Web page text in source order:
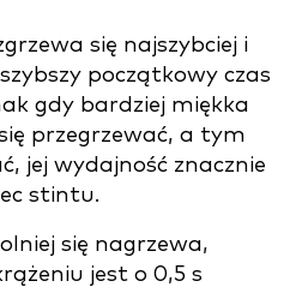
się najszybciej i
początkowy czas
gdy bardziej miękka
przegrzewać, a tym
jej wydajność znacznie
stintu.
się nagrzewa,
jest o 0,5 s